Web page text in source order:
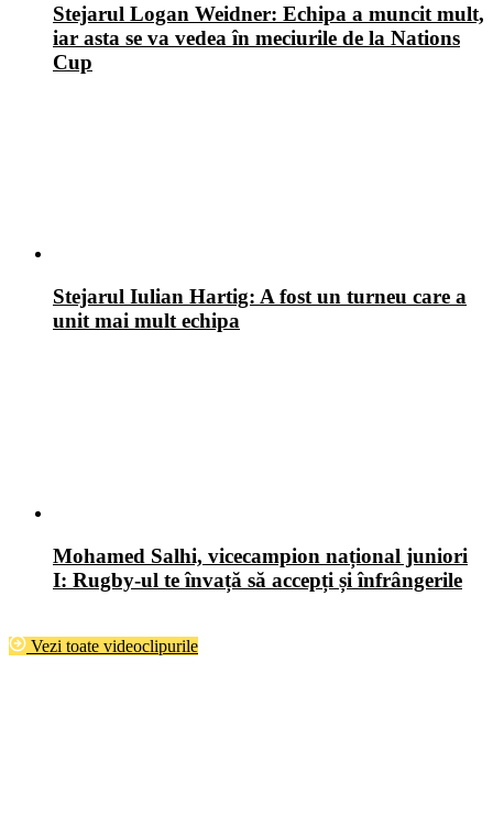
Stejarul Logan Weidner: Echipa a muncit mult,
iar asta se va vedea în meciurile de la Nations
Cup
Stejarul Iulian Hartig: A fost un turneu care a
unit mai mult echipa
Mohamed Salhi, vicecampion național juniori
I: Rugby-ul te învață să accepți și înfrângerile
Vezi toate videoclipurile